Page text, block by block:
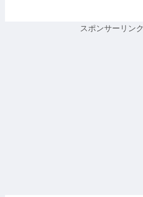
スポンサーリンク